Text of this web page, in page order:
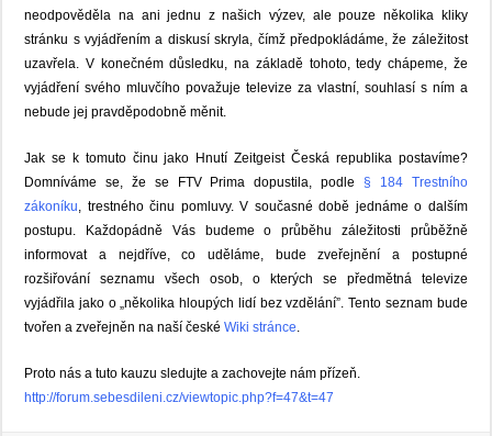
neodpověděla na ani jednu z našich výzev, ale pouze několika kliky
stránku s vyjádřením a diskusí skryla, čímž předpokládáme, že záležitost
uzavřela. V konečném důsledku, na základě tohoto, tedy chápeme, že
vyjádření svého mluvčího považuje televize za vlastní, souhlasí s ním a
nebude jej pravděpodobně měnit.
Jak se k tomuto činu jako Hnutí Zeitgeist Česká republika postavíme?
Domníváme se, že se FTV Prima dopustila, podle§ 184 Trestního
zákoníku, trestného činu pomluvy. V současné době jednáme o dalším
postupu. Každopádně Vás budeme o průběhu záležitosti průběžně
informovat a nejdříve, co uděláme, bude zveřejnění a postupné
rozšiřování seznamu všech osob, o kterých se předmětná televize
vyjádřila jako o „několika hloupých lidí bez vzdělání”. Tento seznam bude
tvořen a zveřejněn na naší českéWiki stránce.
Proto nás a tuto kauzu sledujte a zachovejte nám přízeň.
http://forum.sebesdileni.cz/viewtopic.php?f=47&t=47